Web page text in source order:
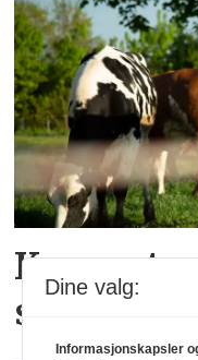
Kramp
Dine valg:
Informasjonskapsler